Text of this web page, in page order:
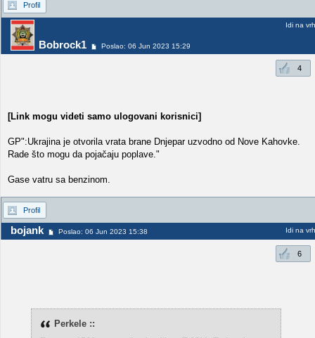
Profil
Bobrock1 Poslao: 06 Jun 2023 15:29
Idi na vrh
4
[Link mogu videti samo ulogovani korisnici]
GP":Ukrajina je otvorila vrata brane Dnjepar uzvodno od Nove Kahovke.
Rade što mogu da pojačaju poplave."
Gase vatru sa benzinom.
Profil
bojank Poslao: 06 Jun 2023 15:38 Idi na vrh
6
Perkele ::